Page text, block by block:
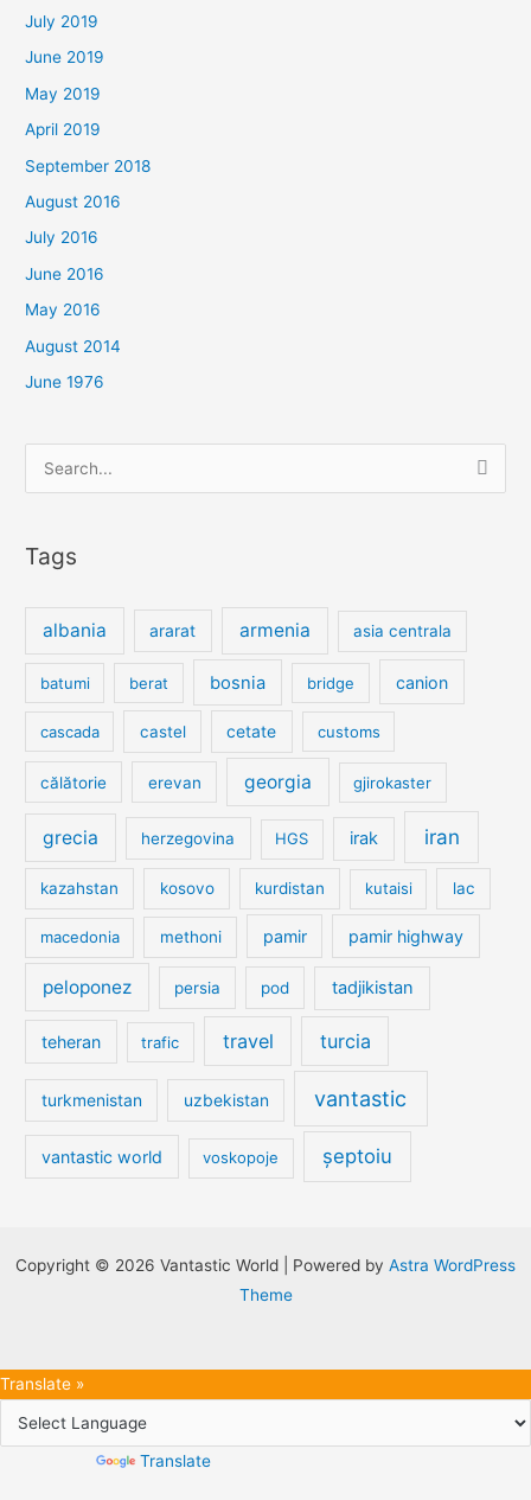
July 2019
June 2019
May 2019
April 2019
September 2018
August 2016
July 2016
June 2016
May 2016
August 2014
June 1976
Search
for:
Tags
albania ararat armenia asia centrala
batumi berat bosnia bridge canion
cascada castel cetate customs
călătorie erevan georgia gjirokaster
grecia herzegovina HGS irak iran
kazahstan kosovo kurdistan kutaisi lac
macedonia methoni pamir pamir highway
peloponez persia pod tadjikistan
teheran trafic travel turcia
turkmenistan uzbekistan vantastic
vantastic world voskopoje șeptoiu
Copyright © 2026 Vantastic World | Powered by Astra WordPress
Theme
Translate »
Translate